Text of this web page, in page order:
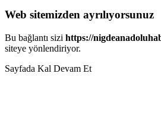
Web sitemizden ayrılıyorsunuz
Bu bağlantı sizi https://
siteye yönlendiriyor.
Sayfada Kal Devam Et